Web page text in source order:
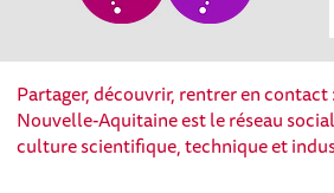
Partager, découvrir, rentrer en contact
Nouvelle-Aquitaine est le réseau
culture scientifique, technique et